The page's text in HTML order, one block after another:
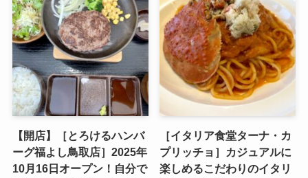
【開店】［とろけるハンバ
ーグ福よし鳥取店］2025年
10月16日オープン！自分で
［イタリア食堂ターナ・カ
プリッチョ］カジュアルに
楽しめるこだわりのイタリ